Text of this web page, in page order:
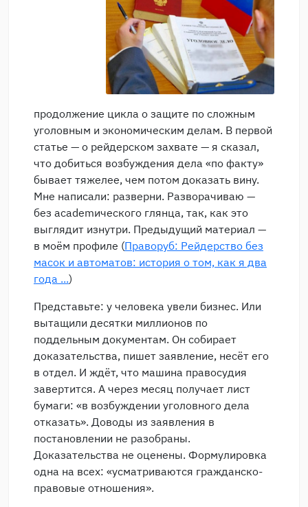
продолжение цикла о защите по сложным
уголовным и экономическим делам. В первой
статье — о рейдерском захвате — я сказал,
что добиться возбуждения дела «по факту»
бывает тяжелее, чем потом доказать вину.
Мне написали: разверни. Разворачиваю —
без academического глянца, так, как это
выглядит изнутри. Предыдущий материал —
в моём профиле (Праворуб: Рейдерство без
масок и автоматов: история о том, как я два
года ...)
Представьте: у человека увели бизнес. Или
вытащили десятки миллионов по
поддельным документам. Он собирает
доказательства, пишет заявление, несёт его
в отдел. И ждёт, что машина правосудия
завертится. А через месяц получает лист
бумаги: «в возбуждении уголовного дела
отказать». Доводы из заявления в
постановлении не разобраны.
Доказательства не оценены. Формулировка
одна на всех: «усматриваются гражданско-
правовые отношения».